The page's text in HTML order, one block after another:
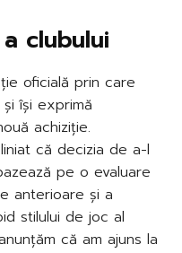
clubului
oficială prin care
își exprimă
achiziție.
că decizia de a-l
pe o evaluare
anterioare și a
stilului de joc al
că am ajuns la